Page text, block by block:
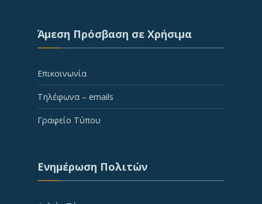
Άμεση Πρόσβαση σε Χρήσιμα
Επικοινωνία
Τηλέφωνα – emails
Γραφείο Τύπου
Ενημέρωση Πολιτών